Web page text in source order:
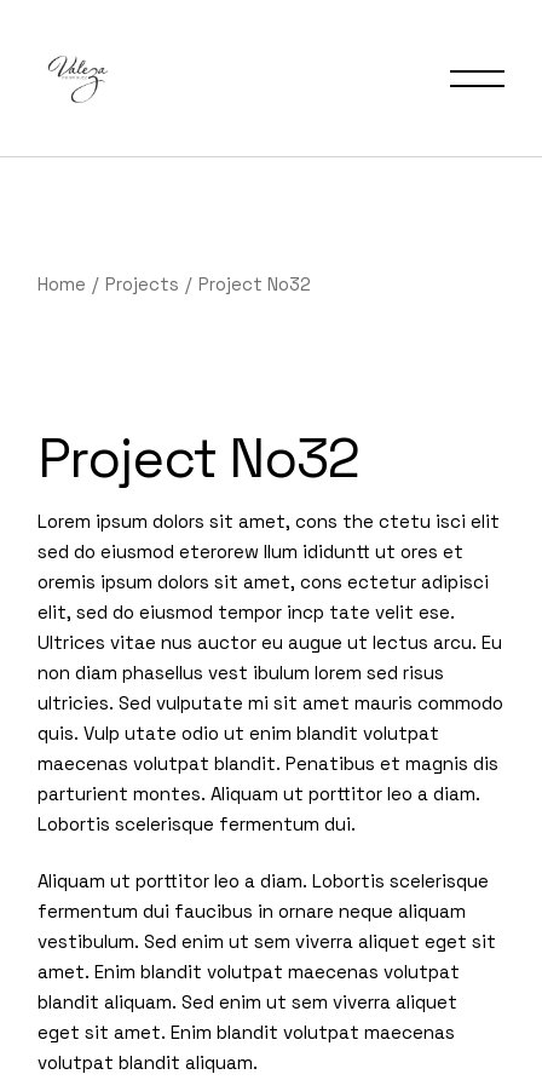
Home Projects Project No32
Project No32
Lorem ipsum dolors sit amet, cons the ctetu isci elit
sed do eiusmod eterorew llum ididuntt ut ores et
oremis ipsum dolors sit amet, cons ectetur adipisci
elit, sed do eiusmod tempor incp tate velit ese.
Ultrices vitae nus auctor eu augue ut lectus arcu. Eu
non diam phasellus vest ibulum lorem sed risus
ultricies. Sed vulputate mi sit amet mauris commodo
quis. Vulp utate odio ut enim blandit volutpat
maecenas volutpat blandit. Penatibus et magnis dis
parturient montes. Aliquam ut porttitor leo a diam.
Lobortis scelerisque fermentum dui.
Aliquam ut porttitor leo a diam. Lobortis scelerisque
fermentum dui faucibus in ornare neque aliquam
vestibulum. Sed enim ut sem viverra aliquet eget sit
amet. Enim blandit volutpat maecenas volutpat
blandit aliquam. Sed enim ut sem viverra aliquet
eget sit amet. Enim blandit volutpat maecenas
volutpat blandit aliquam.